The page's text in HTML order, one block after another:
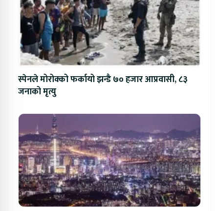
स्पेनले मोरोक्को फर्कायो झन्डै ७० हजार आप्रवासी, ८३
जनाको मृत्यु